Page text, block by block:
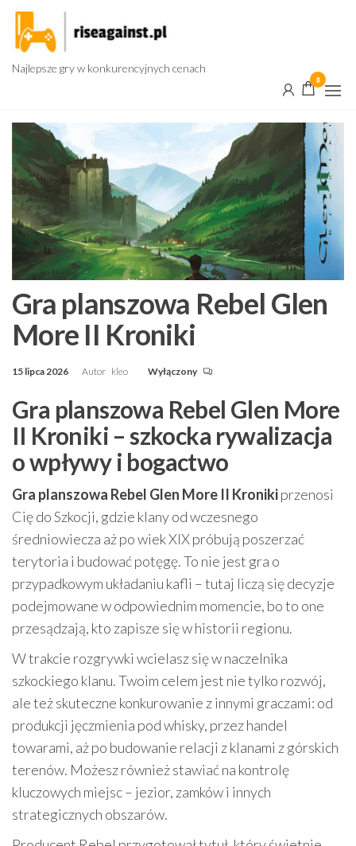
Przejdź
treści
Najlepsze gry w konkurencyjnych cenach
0
Gra planszowa Rebel Glen
More II Kroniki
15 lipca 2026 Autor kleo Wyłączony
Gra planszowa Rebel Glen More
II Kroniki – szkocka rywalizacja
o wpływy i bogactwo
Gra planszowa Rebel Glen More II Kronikiprzenosi
Cię do Szkocji, gdzie klany od wczesnego
średniowiecza aż po wiek XIX próbują poszerzać
terytoria i budować potęgę. To nie jest gra o
przypadkowym układaniu kafli – tutaj liczą się decyzje
podejmowane w odpowiednim momencie, bo to one
przesądzają, kto zapisze się w historii regionu.
W trakcie rozgrywki wcielasz się w naczelnika
szkockiego klanu. Twoim celem jest nie tylko rozwój,
ale też skuteczne konkurowanie z innymi graczami: od
produkcji jęczmienia pod whisky, przez handel
towarami, aż po budowanie relacji z klanami z górskich
terenów. Możesz również stawiać na kontrolę
kluczowych miejsc – jezior, zamków i innych
strategicznych obszarów.